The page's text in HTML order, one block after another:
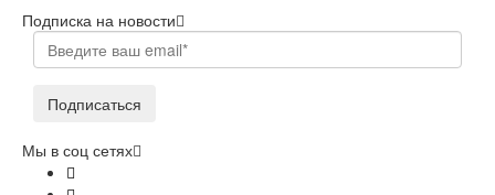
Подписка на новости
Подписаться
Мы в соц сетях